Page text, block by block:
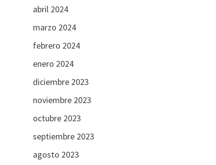
abril 2024
marzo 2024
febrero 2024
enero 2024
diciembre 2023
noviembre 2023
octubre 2023
septiembre 2023
agosto 2023